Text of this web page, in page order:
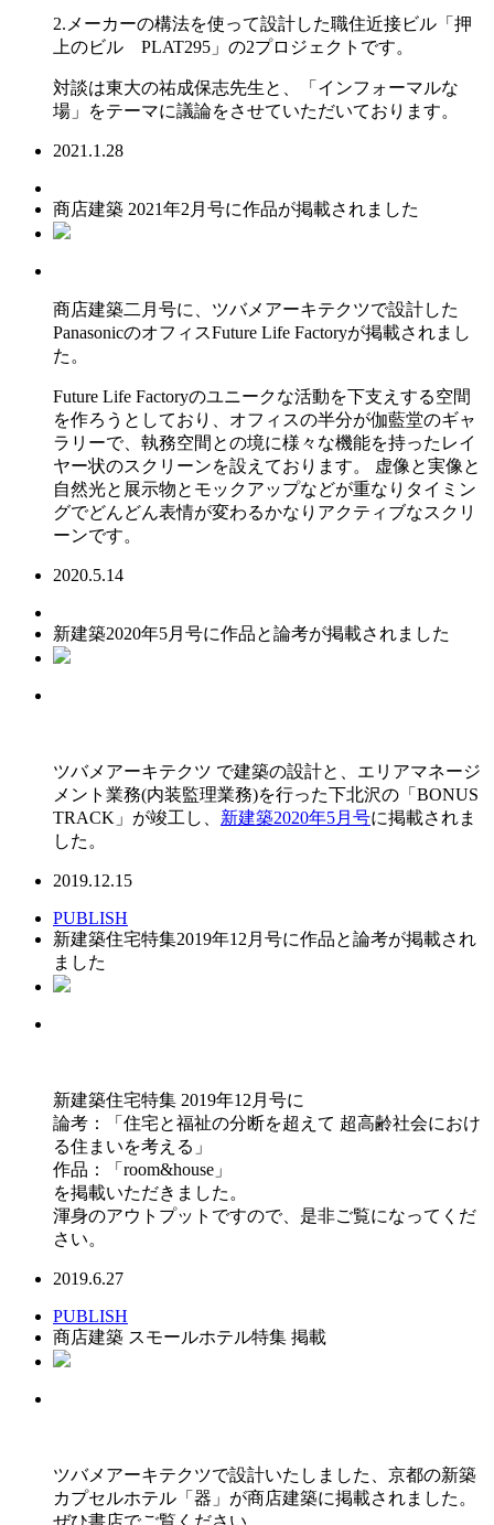
2.メーカーの構法を使って設計した職住近接ビル「押
上のビル PLAT295」の2プロジェクトです。
対談は東大の祐成保志先生と、「インフォーマルな
場」をテーマに議論をさせていただいております。
2021.1.28
商店建築 2021年2月号に作品が掲載されました
商店建築二月号に、ツバメアーキテクツで設計した
PanasonicのオフィスFuture Life Factoryが掲載されまし
た。
Future Life Factoryのユニークな活動を下支えする空間
を作ろうとしており、オフィスの半分が伽藍堂のギャ
ラリーで、執務空間との境に様々な機能を持ったレイ
ヤー状のスクリーンを設えております。 虚像と実像と
自然光と展示物とモックアップなどが重なりタイミン
グでどんどん表情が変わるかなりアクティブなスクリ
ーンです。
2020.5.14
新建築2020年5月号に作品と論考が掲載されました
ツバメアーキテクツ で建築の設計と、エリアマネージ
メント業務(内装監理業務)を行った下北沢の「BONUS
TRACK」が竣工し、 新建築2020年5月号に掲載されま
した。
2019.12.15
PUBLISH
新建築住宅特集2019年12月号に作品と論考が掲載され
ました
新建築住宅特集 2019年12月号に
論考：「住宅と福祉の分断を超えて 超高齢社会におけ
る住まいを考える」
作品：「room&house」
を掲載いただきました。
渾身のアウトプットですので、是非ご覧になってくだ
さい。
2019.6.27
PUBLISH
商店建築 スモールホテル特集 掲載
ツバメアーキテクツで設計いたしました、京都の新築
カプセルホテル「器」が商店建築に掲載されました。
ぜひ書店でご覧ください。